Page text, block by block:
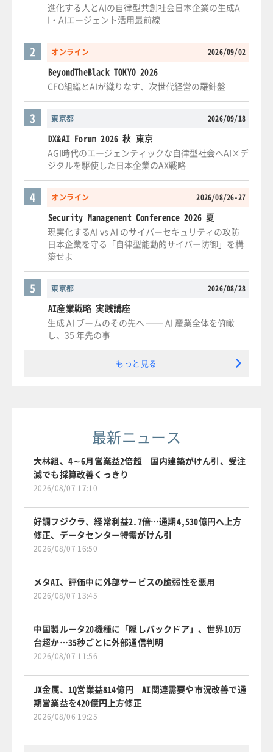
進化する人とAIの自律型共創社会日本企業の生成A
I・AIエージェント活用最前線
オンライン 2026/09/02
2
BeyondTheBlack TOKYO 2026
CFO組織とAIが織りなす、次世代経営の羅針盤
東京都 2026/09/18
3
DX&AI Forum 2026 秋 東京
AGI時代のエージェンティックな自律型社会へAI×デ
ジタルを駆使した日本企業のAX戦略
オンライン 2026/08/26-27
4
Security Management Conference 2026 夏
現実化するAI vs AI のサイバーセキュリティの攻防
日本企業を守る「自律型能動的サイバー防御」を構
築せよ
東京都 2026/08/28
5
AI産業戦略 実践講座
生成 AI ブームのその先へ ── AI 産業全体を俯瞰
し、35 年先の事
もっと見る
最新ニュース
大林組、4～6月営業益2倍超 国内建築がけん引、受注
減でも採算改善くっきり
2026/08/07 17:10
好調フジクラ、経常利益2.7倍…通期4,530億円へ上方
修正、データセンター特需がけん引
2026/08/07 16:50
メタAI、評価中に外部サービスの脆弱性を悪用
2026/08/07 13:45
中国製ルータ20機種に「隠しバックドア」、世界10万
台超か…35秒ごとに外部通信判明
2026/08/07 11:56
JX金属、1Q営業益814億円 AI関連需要や市況改善で通
期営業益を420億円上方修正
2026/08/06 19:25